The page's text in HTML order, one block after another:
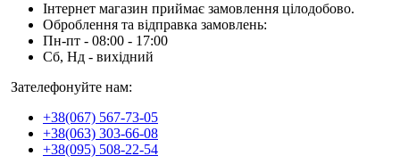
Інтернет магазин приймає замовлення цілодобово.
Оброблення та відправка замовлень:
Пн-пт - 08:00 - 17:00
Сб, Нд - вихідний
Зателефонуйте нам:
+38(067) 567-73-05
+38(063) 303-66-08
+38(095) 508-22-54